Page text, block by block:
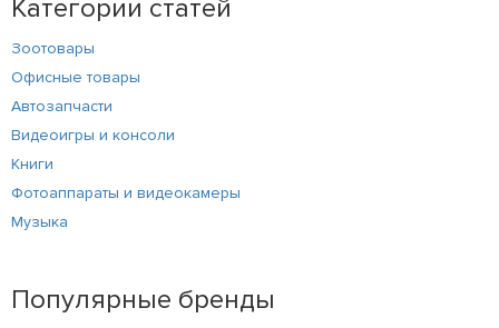
Категории статей
Зоотовары
Офисные товары
Автозапчасти
Видеоигры и консоли
Книги
Фотоаппараты и видеокамеры
Музыка
Популярные бренды